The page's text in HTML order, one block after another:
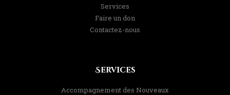
Services
Faire un don
Contactez-nous
Services
Accompagnement des Nouveaux